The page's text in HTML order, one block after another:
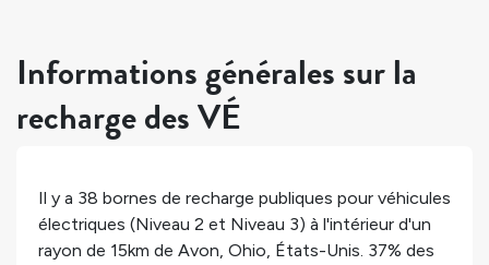
Informations générales sur la
recharge des VÉ
Il y a 38 bornes de recharge publiques pour véhicules
électriques (Niveau 2 et Niveau 3) à l'intérieur d'un
rayon de 15km de Avon, Ohio, États-Unis. 37% des